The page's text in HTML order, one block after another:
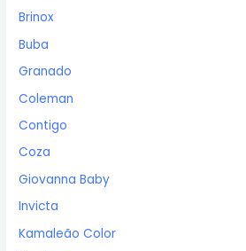
Brinox
Buba
Granado
Coleman
Contigo
Coza
Giovanna Baby
Invicta
Kamaleão Color